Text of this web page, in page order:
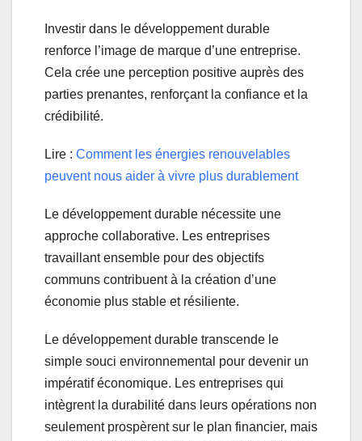
Investir dans le développement durable
renforce l’image de marque d’une entreprise.
Cela crée une perception positive auprès des
parties prenantes, renforçant la confiance et la
crédibilité.
Lire : Comment les énergies renouvelables
peuvent nous aider à vivre plus durablement
Le développement durable nécessite une
approche collaborative. Les entreprises
travaillant ensemble pour des objectifs
communs contribuent à la création d’une
économie plus stable et résiliente.
Le développement durable transcende le
simple souci environnemental pour devenir un
impératif économique. Les entreprises qui
intègrent la durabilité dans leurs opérations non
seulement prospèrent sur le plan financier, mais